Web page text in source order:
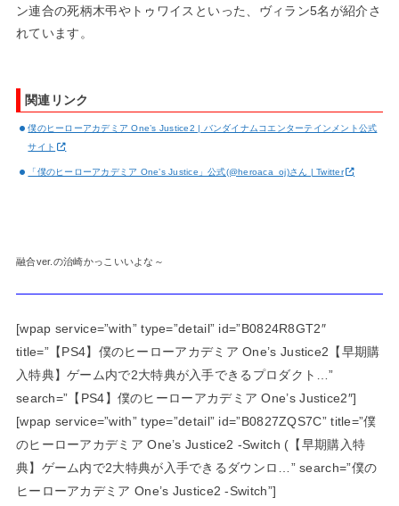
ン連合の死柄木弔やトゥワイスといった、ヴィラン5名が紹介さ
れています。
関連リンク
僕のヒーローアカデミア One’s Justice2 | バンダイナムコエンターテインメント公式
サイト
「僕のヒーローアカデミア One’s Justice」公式(@heroaca_oj)さん | Twitter
融合ver.の治崎かっこいいよな～
[wpap service=”with” type=”detail” id=”B0824R8GT2″
title=”【PS4】僕のヒーローアカデミア One’s Justice2【早期購
入特典】ゲーム内で2大特典が入手できるプロダクト…”
search=”【PS4】僕のヒーローアカデミア One’s Justice2″]
[wpap service=”with” type=”detail” id=”B0827ZQS7C” title=”僕
のヒーローアカデミア One’s Justice2 -Switch (【早期購入特
典】ゲーム内で2大特典が入手できるダウンロ…” search=”僕の
ヒーローアカデミア One’s Justice2 -Switch”]